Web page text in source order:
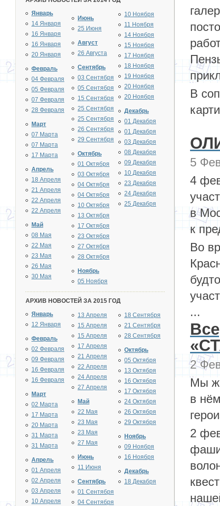
Январь
14 Января
16 Января
16 Января
20 Января
Февраль
04 Февраля
05 Февраля
07 Февраля
28 Февраля
Март
07 Марта
07 Марта
17 Марта
Апрель
18 Апреля
21 Апреля
22 Апреля
22 Апреля
Май
08 Мая
22 Мая
23 Мая
26 Мая
30 Мая
Июнь
25 Июня
Август
26 Августа
Сентябрь
03 Сентября
05 Сентября
15 Сентября
25 Сентября
25 Сентября
26 Сентября
29 Сентября
Октябрь
01 Октября
03 Октября
04 Октября
04 Октября
10 Октября
13 Октября
17 Октября
23 Октября
27 Октября
28 Октября
Ноябрь
05 Ноября
10 Ноября
11 Ноября
14 Ноября
15 Ноября
17 Ноября
18 Ноября
19 Ноября
20 Ноября
20 Ноября
Декабрь
01 Декабря
01 Декабря
03 Декабря
08 Декабря
09 Декабря
10 Декабря
23 Декабря
24 Декабря
25 Декабря
АРХИВ НОВОСТЕЙ ЗА 2015 ГОД
Январь
12 Января
Февраль
02 Февраля
09 Февраля
16 Февраля
16 Февраля
Март
02 Марта
17 Марта
20 Марта
31 Марта
31 Марта
Апрель
01 Апреля
02 Апреля
03 Апреля
10 Апреля
13 Апреля
15 Апреля
15 Апреля
17 Апреля
21 Апреля
22 Апреля
24 Апреля
27 Апреля
Май
22 Мая
23 Мая
23 Мая
27 Мая
Июнь
11 Июня
Сентябрь
01 Сентября
04 Сентября
18 Сентября
21 Сентября
28 Сентября
Октябрь
05 Октября
13 Октября
16 Октября
17 Октября
24 Октября
26 Октября
29 Октября
Ноябрь
09 Ноября
16 Ноября
Декабрь
18 Декабря
В
5
4
в
к
Во
...
2
Мы
в
2